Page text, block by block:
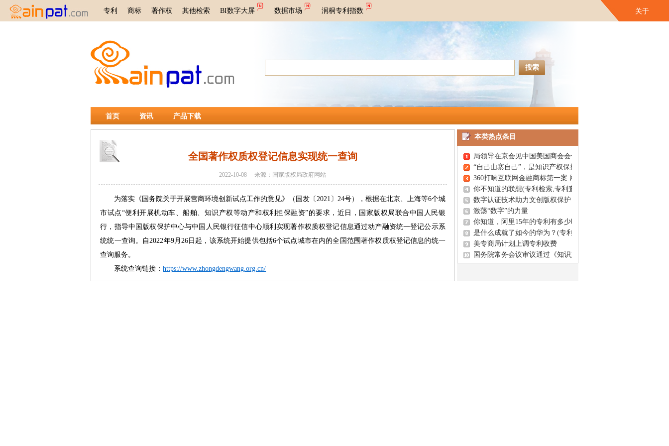
专利 商标 著作权 其他检索 BI数字大屏 数据市场 润桐专利指数 关于
首页 资讯 产品下载
全国著作权质权登记信息实现统一查询
2022-10-08 来源：国家版权局政府网站
为落实《国务院关于开展营商环境创新试点工作的意见》（国发〔2021〕24号），根据在北京、上海等6个城
市试点“便利开展机动车、船舶、知识产权等动产和权利担保融资”的要求，近日，国家版权局联合中国人民银
行，指导中国版权保护中心与中国人民银行征信中心顺利实现著作权质权登记信息通过动产融资统一登记公示系
统统一查询。自2022年9月26日起，该系统开始提供包括6个试点城市在内的全国范围著作权质权登记信息的统一
查询服务。
系统查询链接：https://www.zhongdengwang.org.cn/
本类热点条目
局领导在京会见中国美国商会会长一行
“自己山寨自己”，是知识产权保护的尴尬【润桐数据】
360打响互联网金融商标第一案 网站域名“傍名牌”警惕遭冻结(
你不知道的联想(专利检索,专利查询,专利搜索)
数字认证技术助力文创版权保护
激荡“数字”的力量
你知道，阿里15年的专利有多少吗？(专利检索,专利查询,专利
是什么成就了如今的华为？(专利检索,专利查询,专利搜索)
美专商局计划上调专利收费
国务院常务会议审议通过《知识产权保护和运用“十五五”规划》